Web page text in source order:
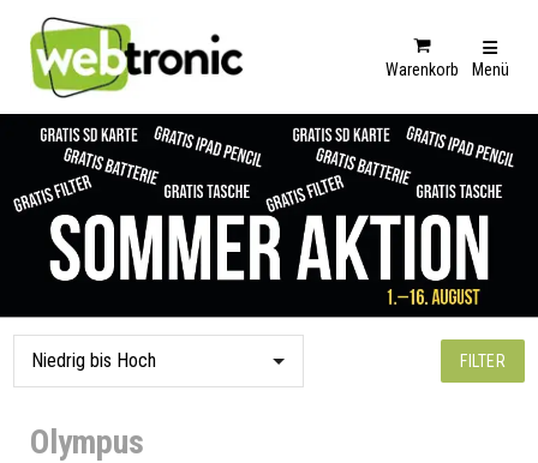
Warenkorb Menü
FILTER
Olympus